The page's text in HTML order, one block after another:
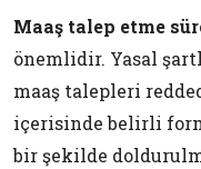
Maaş talep etme
önemlidir. Yasal
maaş talepleri
içerisinde belirli
bir şekilde